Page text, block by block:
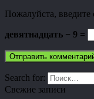
Пожалуйста, введите
девятнадцать − 9 =
Search for:
Свежие записи